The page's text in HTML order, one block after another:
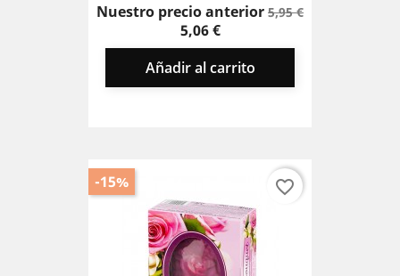
Nuestro precio anteriorPrecio
5,95 €Precio
5,06 €
Añadir al carrito
-15% favorite_border